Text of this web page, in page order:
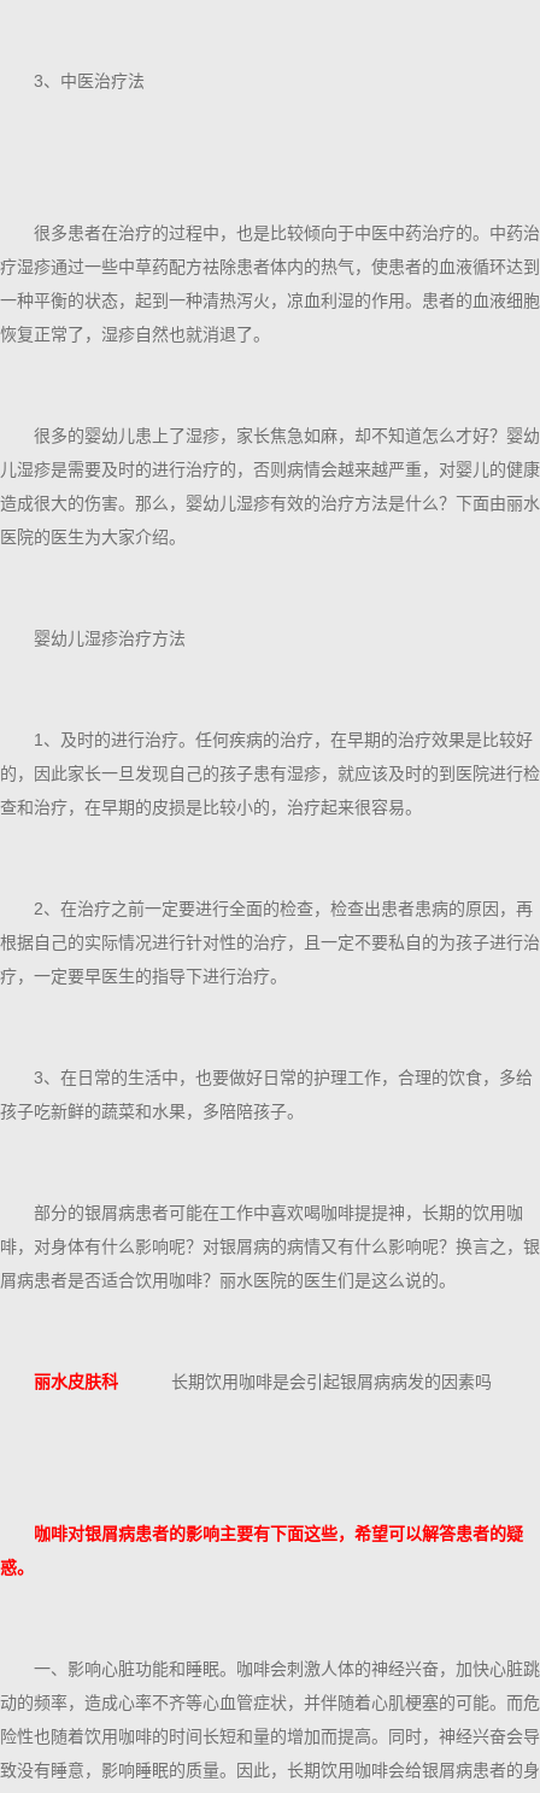
3、中医治疗法
很多患者在治疗的过程中，也是比较倾向于中医中药治疗的。中药治
疗湿疹通过一些中草药配方祛除患者体内的热气，使患者的血液循环达到
一种平衡的状态，起到一种清热泻火，凉血利湿的作用。患者的血液细胞
恢复正常了，湿疹自然也就消退了。
很多的婴幼儿患上了湿疹，家长焦急如麻，却不知道怎么才好？婴幼
儿湿疹是需要及时的进行治疗的，否则病情会越来越严重，对婴儿的健康
造成很大的伤害。那么，婴幼儿湿疹有效的治疗方法是什么？下面由丽水
医院的医生为大家介绍。
婴幼儿湿疹治疗方法
1、及时的进行治疗。任何疾病的治疗，在早期的治疗效果是比较好
的，因此家长一旦发现自己的孩子患有湿疹，就应该及时的到医院进行检
查和治疗，在早期的皮损是比较小的，治疗起来很容易。
2、在治疗之前一定要进行全面的检查，检查出患者患病的原因，再
根据自己的实际情况进行针对性的治疗，且一定不要私自的为孩子进行治
疗，一定要早医生的指导下进行治疗。
3、在日常的生活中，也要做好日常的护理工作，合理的饮食，多给
孩子吃新鲜的蔬菜和水果，多陪陪孩子。
部分的银屑病患者可能在工作中喜欢喝咖啡提提神，长期的饮用咖
啡，对身体有什么影响呢？对银屑病的病情又有什么影响呢？换言之，银
屑病患者是否适合饮用咖啡？丽水医院的医生们是这么说的。
丽水皮肤科 长期饮用咖啡是会引起银屑病病发的因素吗
咖啡对银屑病患者的影响主要有下面这些，希望可以解答患者的疑
惑。
一、影响心脏功能和睡眠。咖啡会刺激人体的神经兴奋，加快心脏跳
动的频率，造成心率不齐等心血管症状，并伴随着心肌梗塞的可能。而危
险性也随着饮用咖啡的时间长短和量的增加而提高。同时，神经兴奋会导
致没有睡意，影响睡眠的质量。因此，长期饮用咖啡会给银屑病患者的身